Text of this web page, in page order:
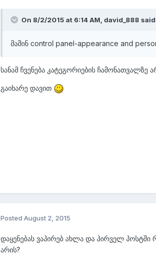
On 8/2/2015 at 6:14 AM, david_888
მაშინ control panel-appearance and
სანამ ჩვენება კატეგორიების ჩამონათვალზე
გაიხარე დავით
Posted August 2, 2015
დაყენებას ვაპირებ ახლა და პირველ პოსტში
არის?